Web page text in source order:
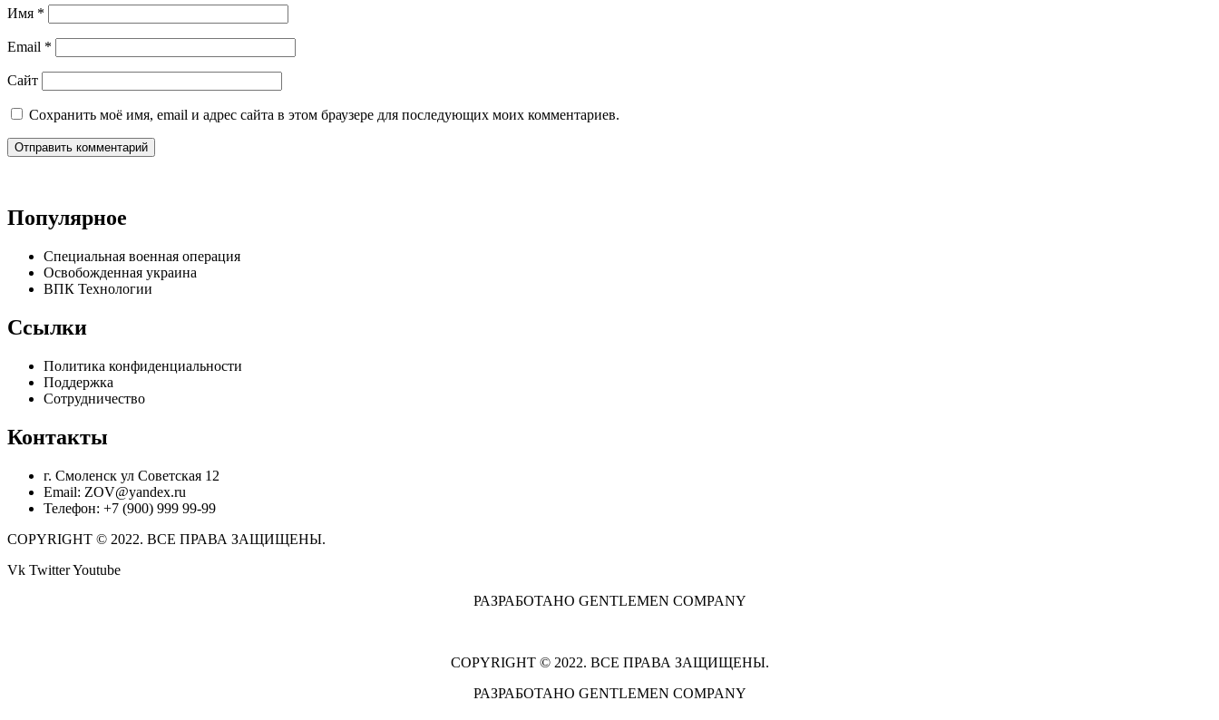
Имя *
Email *
Сайт
Сохранить моё имя, email и адрес сайта в этом браузере для последующих моих комментариев.
Популярное
Специальная военная операция
Освобожденная украина
ВПК Технологии
Ссылки
Политика конфиденциальности
Поддержка
Сотрудничество
Контакты
г. Смоленск ул Советская 12
Email: ZOV@yandex.ru
Телефон: +7 (900) 999 99-99
COPYRIGHT © 2022. ВСЕ ПРАВА ЗАЩИЩЕНЫ.
Vk TwitterYoutube
РАЗРАБОТАНО GENTLEMEN COMPANY
COPYRIGHT © 2022. ВСЕ ПРАВА ЗАЩИЩЕНЫ.
РАЗРАБОТАНО GENTLEMEN COMPANY